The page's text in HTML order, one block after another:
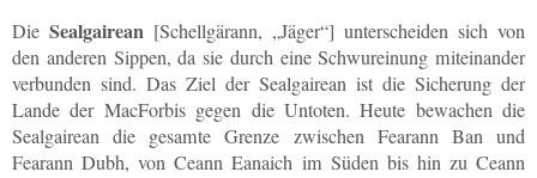
Die Sealgairean [Schellgärann, „Jäger“] unterscheiden sich von
den anderen Sippen, da sie durch eine Schwureinung miteinander
verbunden sind. Das Ziel der Sealgairean ist die Sicherung der
Lande der MacForbis gegen die Untoten. Heute bewachen die
Sealgairean die gesamte Grenze zwischen Fearann Ban und
Fearann Dubh, von Ceann Eanaich im Süden bis hin zu Ceann